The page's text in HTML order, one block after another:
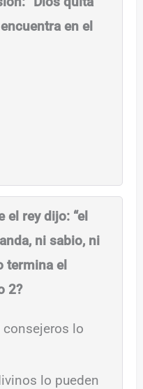
en el
el rey dijo: “el
ni sabio, ni
termina el
2?
lo
lo pueden